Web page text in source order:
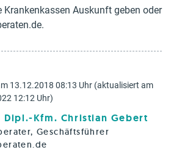
Krankenkassen Auskunft geben oder
13.12.2018 08:13 Uhr (aktualisiert am
12:12 Uhr)
Dipl.-Kfm. Christian Gebert
Geschäftsführer